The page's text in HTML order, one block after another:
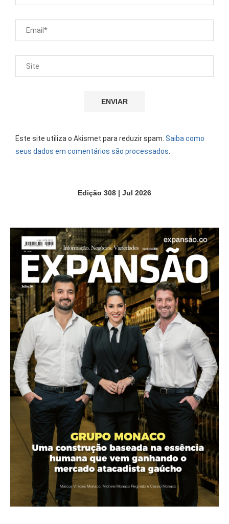
Este site utiliza o Akismet para reduzir spam. Saiba como
seus dados em comentários são processados.
Edição 308 | Jul 2026